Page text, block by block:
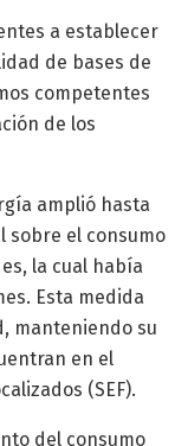
a establecer
de bases de
competentes
de los
amplió hasta
sobre el consumo
la cual había
Esta medida
manteniendo su
en el
(SEF).
del consumo